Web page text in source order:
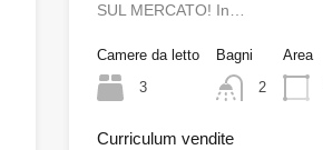
SUL MERCATO! In…
Camere da letto
3
Bagni
2
Area
Curriculum vendite